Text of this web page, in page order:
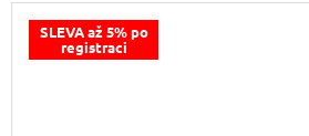
SLEVA až 5% po
registraci